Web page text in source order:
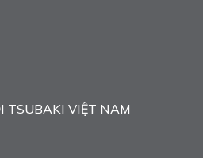
TSUBAKI VIỆT NAM